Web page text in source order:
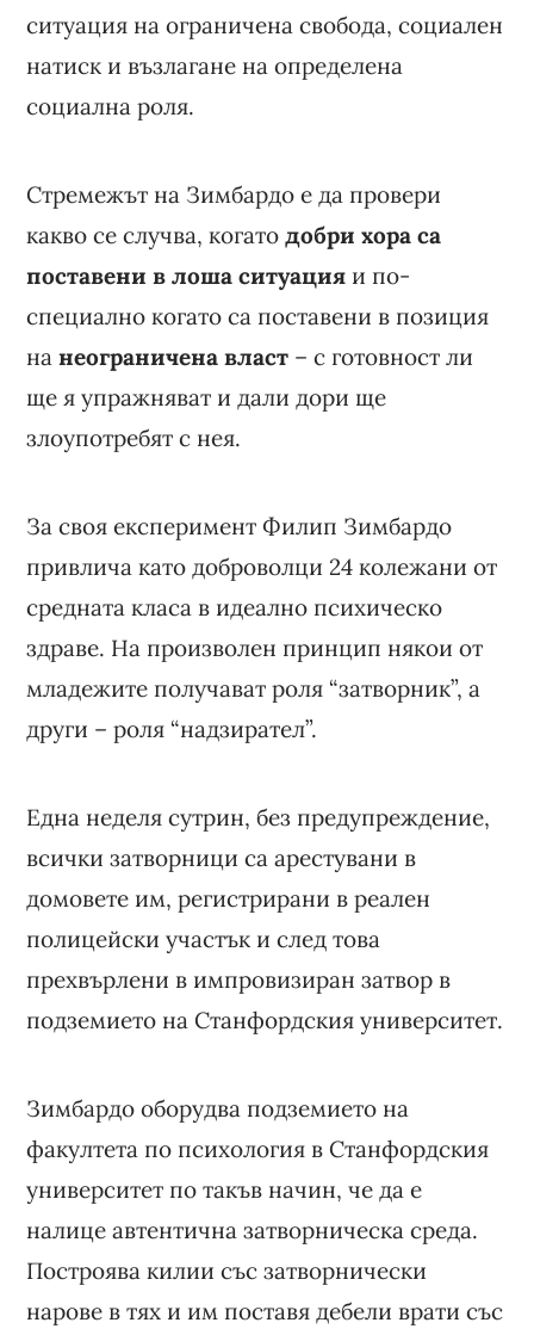
ситуация на ограничена свобода, социален
натиск и възлагане на определена
социална роля.
Стремежът на Зимбардо е да провери
какво се случва, когатодобри хора са
поставени в лоша ситуация и по-
специално когато са поставени в позиция
нанеограничена власт – с готовност ли
ще я упражняват и дали дори ще
злоупотребят с нея.
За своя експеримент Филип Зимбардо
привлича като доброволци 24 колежани от
средната класа в идеално психическо
здраве. На произволен принцип някои от
младежите получават роля “затворник”, а
други – роля “надзирател”.
Една неделя сутрин, без предупреждение,
всички затворници са арестувани в
домовете им, регистрирани в реален
полицейски участък и след това
прехвърлени в импровизиран затвор в
подземието на Станфордския университет.
Зимбардо оборудва подземието на
факултета по психология в Станфордския
университет по такъв начин, че да е
налице автентична затворническа среда.
Построява килии със затворнически
нарове в тях и им поставя дебели врати със